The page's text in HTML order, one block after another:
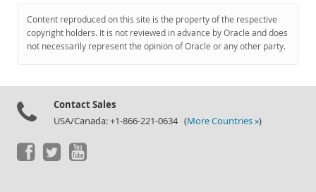
Content reproduced on this site is the property of the respective
copyright holders. It is not reviewed in advance by Oracle and does
not necessarily represent the opinion of Oracle or any other party.
Contact Sales
USA/Canada: +1-866-221-0634 (More Countries »)